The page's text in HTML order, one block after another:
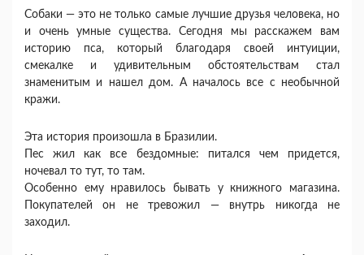
Собаки — это не только самые лучшие друзья человека, но
и очень умные существа. Сегодня мы расскажем вам
историю пса, который благодаря своей интуиции,
смекалке и удивительным обстоятельствам стал
знаменитым и нашел дом. А началось все с необычной
кражи.
Эта история произошла в Бразилии.
Пес жил как все бездомные: питался чем придется,
ночевал то тут, то там.
Особенно ему нравилось бывать у книжного магазина.
Покупателей он не тревожил — внутрь никогда не
заходил.